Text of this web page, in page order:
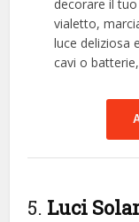
decorare il
vialetto,
luce deliziosa
cavi o
5. Luci